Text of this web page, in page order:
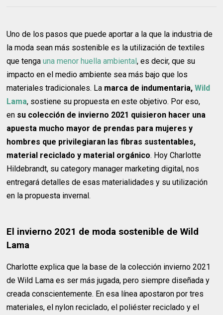
Uno de los pasos que puede aportar a la que la industria de
la moda sean más sostenible es la utilización de textiles
que tengauna menor huella ambiental, es decir, que su
impacto en el medio ambiente sea más bajo que los
materiales tradicionales. La marca de indumentaria,Wild
Lama, sostiene su propuesta en este objetivo. Por eso,
en su colección de invierno 2021 quisieron hacer una
apuesta mucho mayor de prendas para mujeres y
hombres que privilegiaran las fibras sustentables,
material reciclado y material orgánico. Hoy Charlotte
Hildebrandt, su category manager marketing digital, nos
entregará detalles de esas materialidades y su utilización
en la propuesta invernal.
El invierno 2021 de moda sostenible de Wild
Lama
Charlotte explica que la base de la colección invierno 2021
de Wild Lama es ser más jugada, pero siempre diseñada y
creada conscientemente. En esa línea apostaron por tres
materiales, el nylon reciclado, el poliéster reciclado y el